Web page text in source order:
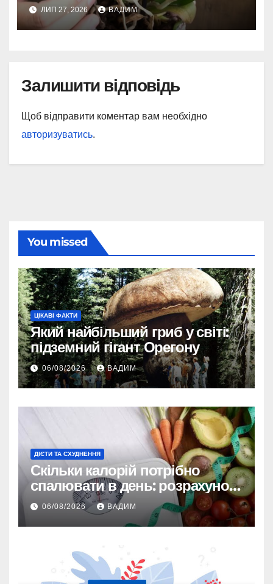
ЛИП 27, 2026 ВАДИМ
Залишити відповідь
Щоб відправити коментар вам необхідно
авторизуватись.
You missed
ЦІКАВІ ФАКТИ
Який найбільший гриб у світі:
підземний гігант Орегону
06/08/2026 ВАДИМ
ДІЄТИ ТА СХУДНЕННЯ
Скільки калорій потрібно
спалювати в день: розрахунок
TDEE і безпечні норми
06/08/2026 ВАДИМ